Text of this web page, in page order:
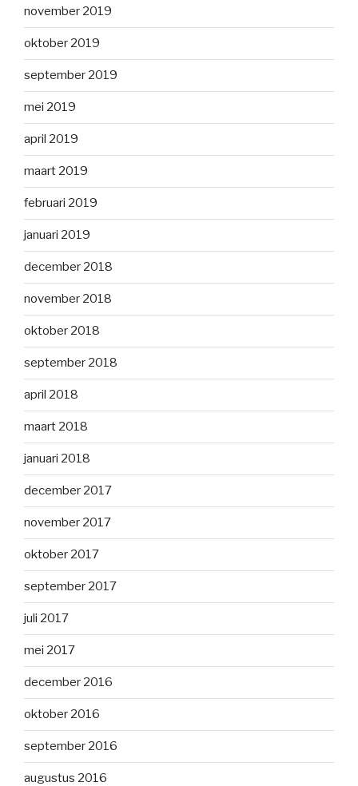
november 2019
oktober 2019
september 2019
mei 2019
april 2019
maart 2019
februari 2019
januari 2019
december 2018
november 2018
oktober 2018
september 2018
april 2018
maart 2018
januari 2018
december 2017
november 2017
oktober 2017
september 2017
juli 2017
mei 2017
december 2016
oktober 2016
september 2016
augustus 2016